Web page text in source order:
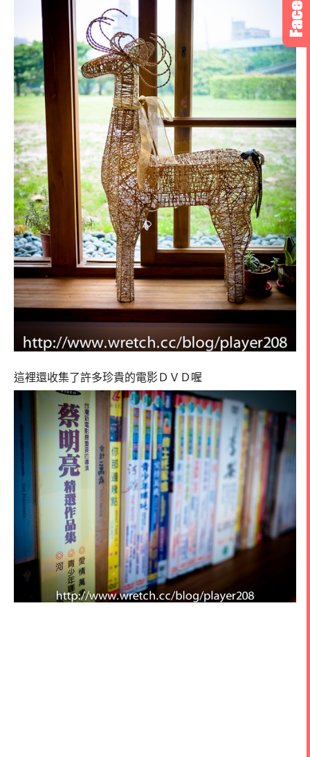
這裡還收集了許多珍貴的電影ＤＶＤ喔